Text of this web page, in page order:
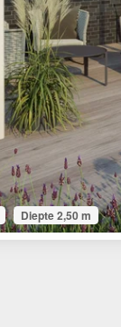
Diepte 2,50 m